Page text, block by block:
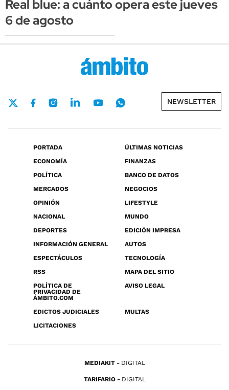
Real blue: a cuánto opera este jueves
6 de agosto
NEWSLETTER
PORTADA
ÚLTIMAS NOTICIAS
ECONOMÍA
FINANZAS
POLÍTICA
BANCO DE DATOS
MERCADOS
NEGOCIOS
OPINIÓN
LIFESTYLE
NACIONAL
MUNDO
DEPORTES
EDICIÓN IMPRESA
INFORMACIÓN GENERAL
AUTOS
ESPECTÁCULOS
TECNOLOGÍA
RSS
MAPA DEL SITIO
POLÍTICA DE
PRIVACIDAD DE
ÁMBITO.COM
AVISO LEGAL
EDICTOS JUDICIALES
MULTAS
LICITACIONES
MEDIAKIT DIGITAL
TARIFARIO DIGITAL